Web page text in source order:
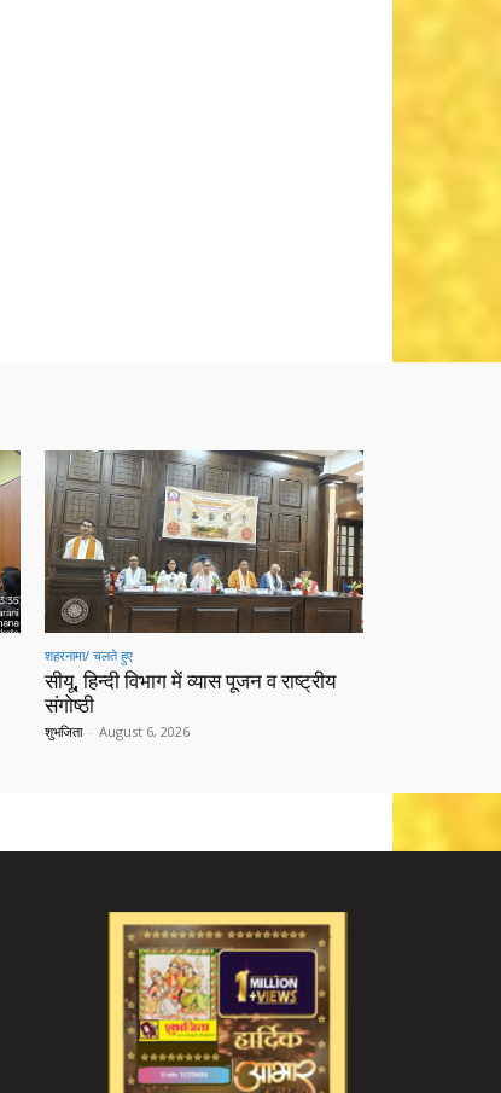
शहरनामा/ चलते हुए
सीयू, हिन्दी विभाग में व्यास पूजन व राष्ट्रीय
संगोष्ठी
शुभजिता - August 6, 2026